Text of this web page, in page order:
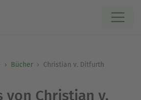
Bücher Christian v. Ditfurth
von Christian v.